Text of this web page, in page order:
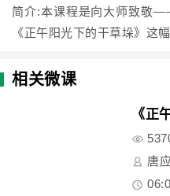
简介:本课程是向大师致敬
《正午阳光下的干草垛》这
相关微课
唐